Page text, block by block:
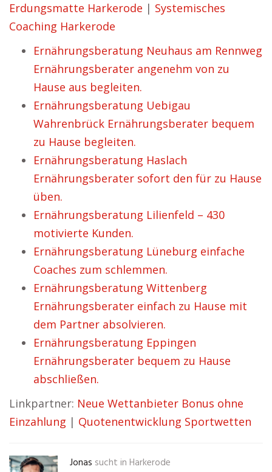
Erdungsmatte Harkerode | Systemisches
Coaching Harkerode
Ernährungsberatung Neuhaus am Rennweg
Ernährungsberater angenehm von zu
Hause aus begleiten.
Ernährungsberatung Uebigau
Wahrenbrück Ernährungsberater bequem
zu Hause begleiten.
Ernährungsberatung Haslach
Ernährungsberater sofort den für zu Hause
üben.
Ernährungsberatung Lilienfeld – 430
motivierte Kunden.
Ernährungsberatung Lüneburg einfache
Coaches zum schlemmen.
Ernährungsberatung Wittenberg
Ernährungsberater einfach zu Hause mit
dem Partner absolvieren.
Ernährungsberatung Eppingen
Ernährungsberater bequem zu Hause
abschließen.
Linkpartner: Neue Wettanbieter Bonus ohne
Einzahlung | Quotenentwicklung Sportwetten
Jonas sucht in Harkerode